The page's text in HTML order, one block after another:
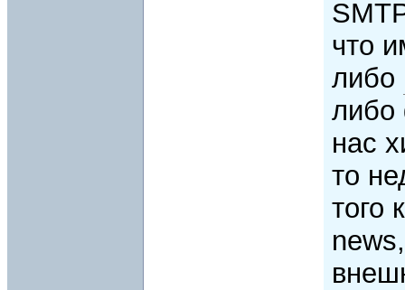
что
либо
либо
нас
то
того